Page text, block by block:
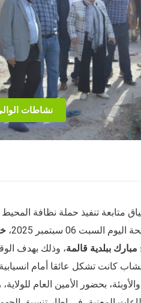
نشاطات
متابعة تنفيذ حملة نظافة المحيط
السبت 06 سبتمبر 2025،
ببلدية قالمة، وذلك بهدف
كانت تشكل عائقا أمام انسيابية
بحضور الأمين العام